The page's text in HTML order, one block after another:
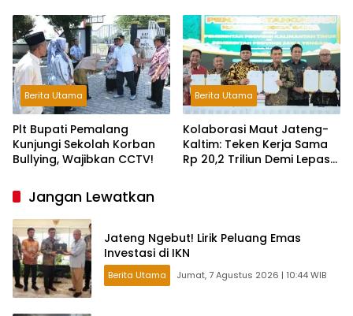
Pelaku Kejahatan Jalanan
Berita Utama
Plt Bupati Pemalang
Kunjungi Sekolah Korban
Bullying, Wajibkan CCTV!
Berita Utama
Kolaborasi Maut Jateng-
Kaltim: Teken Kerja Sama
Rp 20,2 Triliun Demi Lepas
Jangan Lewatkan
Jateng Ngebut! Lirik Peluang Emas
Investasi di IKN
Berita Utama Jumat, 7 Agustus 2026 | 10:44 WIB